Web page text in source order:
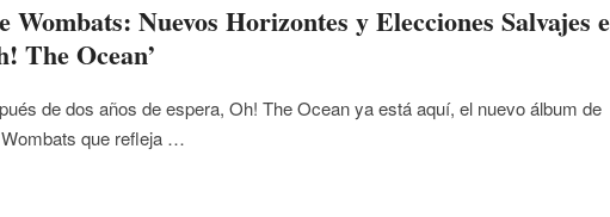
Wombats: Nuevos Horizontes y Elecciones Salvajes
The Ocean’
de dos años de espera, Oh! The Ocean ya está aquí, el nuevo álbum de
que refleja …